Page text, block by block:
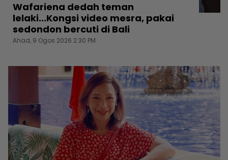
Wafariena dedah teman
lelaki...Kongsi video mesra, pakai
sedondon bercuti di Bali
Ahad, 9 Ogos 2026 2:30 PM